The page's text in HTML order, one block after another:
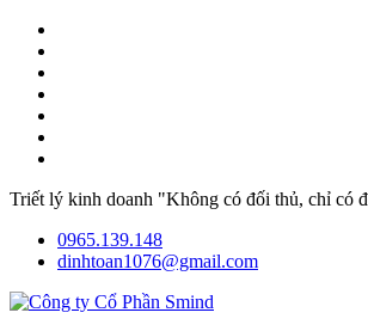
Triết lý kinh doanh "Không có đối thủ, chỉ có
0965.139.148
dinhtoan1076@gmail.com